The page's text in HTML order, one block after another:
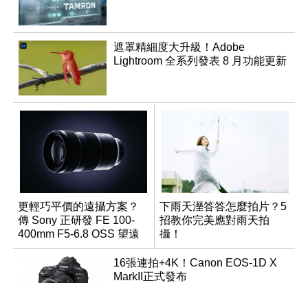
遮罩精細度大升級！Adobe
Lightroom 全系列發表 8 月功能更新
更輕巧平價的遠攝方案？
傳 Sony 正研發 FE 100-
400mm F5-6.8 OSS 望遠
變焦鏡頭
下雨天溼答答怎麼拍片？5
招教你完美應對雨天拍
攝！
16張連拍+4K！Canon EOS-1D X
MarkII正式發布